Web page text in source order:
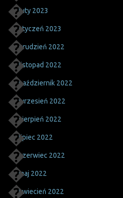
luty 2023
styczeń 2023
grudzień 2022
listopad 2022
październik 2022
wrzesień 2022
sierpień 2022
lipiec 2022
czerwiec 2022
maj 2022
kwiecień 2022